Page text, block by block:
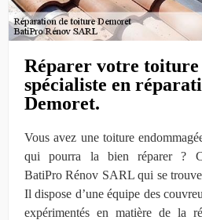
Réparer votre
spécialiste en
Demoret.
Vous avez une toiture
qui pourra la bien réparer ?
BatiPro Rénov SARL qui se
Il dispose d’une équipe des
expérimentés en matière de la